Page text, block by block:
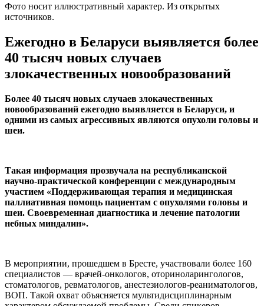
Фото носит иллюстративный характер. Из открытых
источников.
Ежегодно в Беларуси выявляется более
40 тысяч новых случаев
злокачественных новообразований
Более 40 тысяч новых случаев злокачественных
новообразований ежегодно выявляется в Беларуси, и
одними из самых агрессивных являются опухоли головы и
шеи.
Такая информация прозвучала на республиканской
научно-практической конференции с международным
участием «Поддерживающая терапия и медицинская
паллиативная помощь пациентам с опухолями головы и
шеи. Своевременная диагностика и лечение патологии
небных миндалин».
В мероприятии, прошедшем в Бресте, участвовали более 160
специалистов — врачей-онкологов, оториноларингологов,
стоматологов, ревматологов, анестезиологов-реаниматологов,
ВОП. Такой охват объясняется мультидисциплинарным